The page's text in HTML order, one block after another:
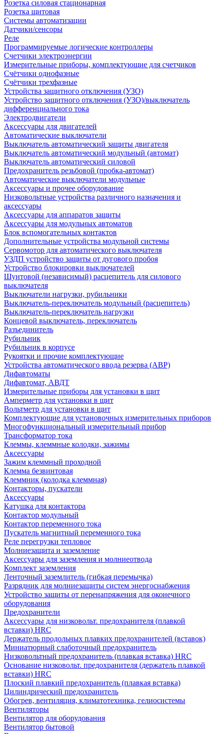
Розетка силовая стационарная
Розетка щитовая
Системы автоматизации
Датчики/сенсоры
Реле
Программируемые логические контроллеры
Счетчики электроэнергии
Измерительные приборы, комплектующие для счетчиков
Счётчики однофазные
Счётчики трехфазные
Устройства защитного отключения (УЗО)
Устройство защитного отключения (УЗО)/выключатель
дифференциального тока
Электродвигатели
Аксессуары для двигателей
Автоматические выключатели
Выключатель автоматический защиты двигателя
Выключатель автоматический модульный (автомат)
Выключатель автоматический силовой
Предохранитель резьбовой (пробка-автомат)
Автоматические выключатели модульные
Аксессуары и прочее оборудование
Низковольтные устройства различного назначения и
аксессуары
Аксессуары для аппаратов защиты
Аксессуары для модульных автоматов
Блок вспомогательных контактов
Дополнительные устройства модульной системы
Сервомотор для автоматического выключателя
УЗДП устройство защиты от дугового пробоя
Устройство блокировки выключателей
Шунтовой (независимый) расцепитель для силового
выключателя
Выключатели нагрузки, рубильники
Выключатель-переключатель модульный (расцепитель)
Выключатель-переключатель нагрузки
Концевой выключатель, переключатель
Разъединитель
Рубильник
Рубильник в корпусе
Рукоятки и прочие комплектующие
Устройства автоматического ввода резерва (АВР)
Дифавтоматы
Дифавтомат, АВДТ
Измерительные приборы для установки в щит
Амперметр для установки в щит
Вольтметр для установки в щит
Комплектующие для установочных измерительных приборов
Многофункциональный измерительный прибор
Трансформатор тока
Клеммы, клеммные колодки, зажимы
Аксессуары
Зажим клеммный проходной
Клемма безвинтовая
Клеммник (колодка клеммная)
Контакторы, пускатели
Аксессуары
Катушка для контактора
Контактор модульный
Контактор переменного тока
Пускатель магнитный переменного тока
Реле перегрузки тепловое
Молниезащита и заземление
Аксессуары для заземления и молниеотвода
Комплект заземления
Ленточный заземлитель (гибкая перемычка)
Разрядник для молниезащиты систем энергоснабжения
Устройство защиты от перенапряжения для оконечного
оборудования
Предохранители
Аксессуары для низковольт. предохранителя (плавкой
вставки) HRC
Держатель продольных плавких предохранителей (вставок)
Миниатюрный слаботочный предохранитель
Низковольтный предохранитель (плавкая вставка) HRC
Основание низковольт. предохранителя (держатель плавкой
вставки) HRC
Плоский плавкий предохранитель (плавкая вставка)
Цилиндрический предохранитель
Обогрев, вентиляция, климатотехника, гелиосистемы
Вентиляторы
Вентилятор для оборудования
Вентилятор бытовой